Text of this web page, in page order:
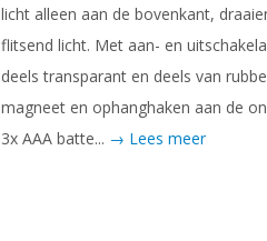
licht alleen aan de bovenkant,
flitsend licht. Met aan- en
deels transparant en deels van
magneet en ophanghaken aan de
3x AAA batte... → Lees meer